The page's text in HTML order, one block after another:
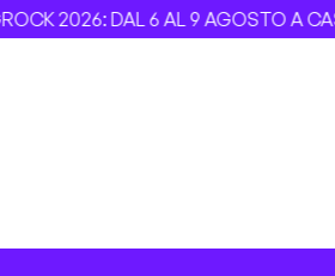
2026: DAL 6 AL 9 AGOSTO A